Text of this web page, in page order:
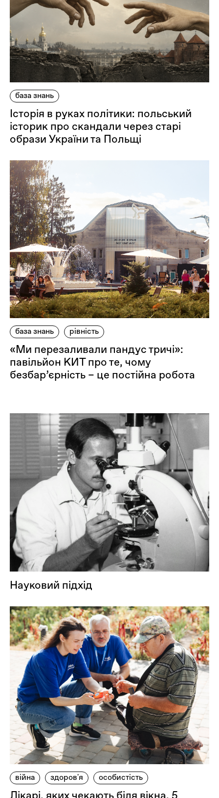
Оплата та доставка
Повернення та обмін
Публічна оферта
Про магазин
КРЕЗЮМЕ
Про сервіс
база знань
Історія в руках політики: польський
історик про скандали через старі
образи України та Польщі
база знань рівність
«Ми перезаливали пандус тричі»:
павільйон КИТ про те, чому
безбар’єрність – це постійна робота
Науковий підхід
війна здоров'я особистість
Лікарі, яких чекають біля вікна. 5